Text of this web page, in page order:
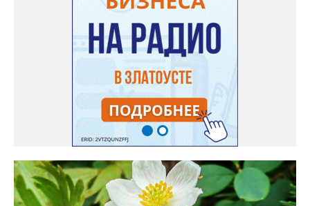
садовод советует сразу убрать семена в холодильник на два
месяца, а место посадки - мульчировать мелкой корой. Семена
самосевом в ней отлично прорастают. Если иногда срезать
сухие цветы и стряхивать семена вокруг куртины, лаванда
весной прорастет сама. Ещё один секрет – этот символ
Прованса не любит «вкусную» почву. Добавляйте в посадочную
яму гравий и песок – требуется хороший дренаж. В первый год
Екатерина рекомендует цветы убирать, чтобы силы куста
пошли на наращивание корневой системы. А со второго года
пусть лаванда цветёт во всю силу! Фото: Екатерина Бойко,
специально для «Златоуст.инфо». Обсуждение новости здесь
ВКОНТАКТЕ https://vk.com/newszlatoust74